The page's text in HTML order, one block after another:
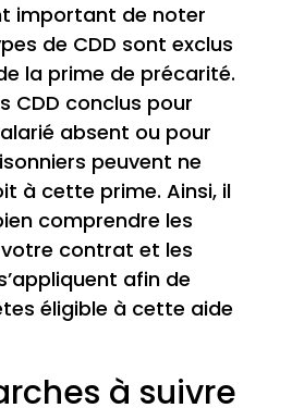
important de noter
de CDD sont exclus
la prime de précarité.
CDD conclus pour
absent ou pour
peuvent ne
à cette prime. Ainsi, il
comprendre les
contrat et les
afin de
éligible à cette aide
à suivre